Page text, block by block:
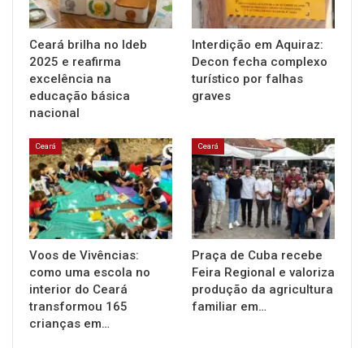
Ceará brilha no Ideb
2025 e reafirma
excelência na
educação básica
nacional
Interdição em Aquiraz:
Decon fecha complexo
turístico por falhas
graves
Ceará
Voos de Vivências:
como uma escola no
interior do Ceará
transformou 165
crianças em…
Ceará
Praça de Cuba recebe
Feira Regional e valoriza
produção da agricultura
familiar em…